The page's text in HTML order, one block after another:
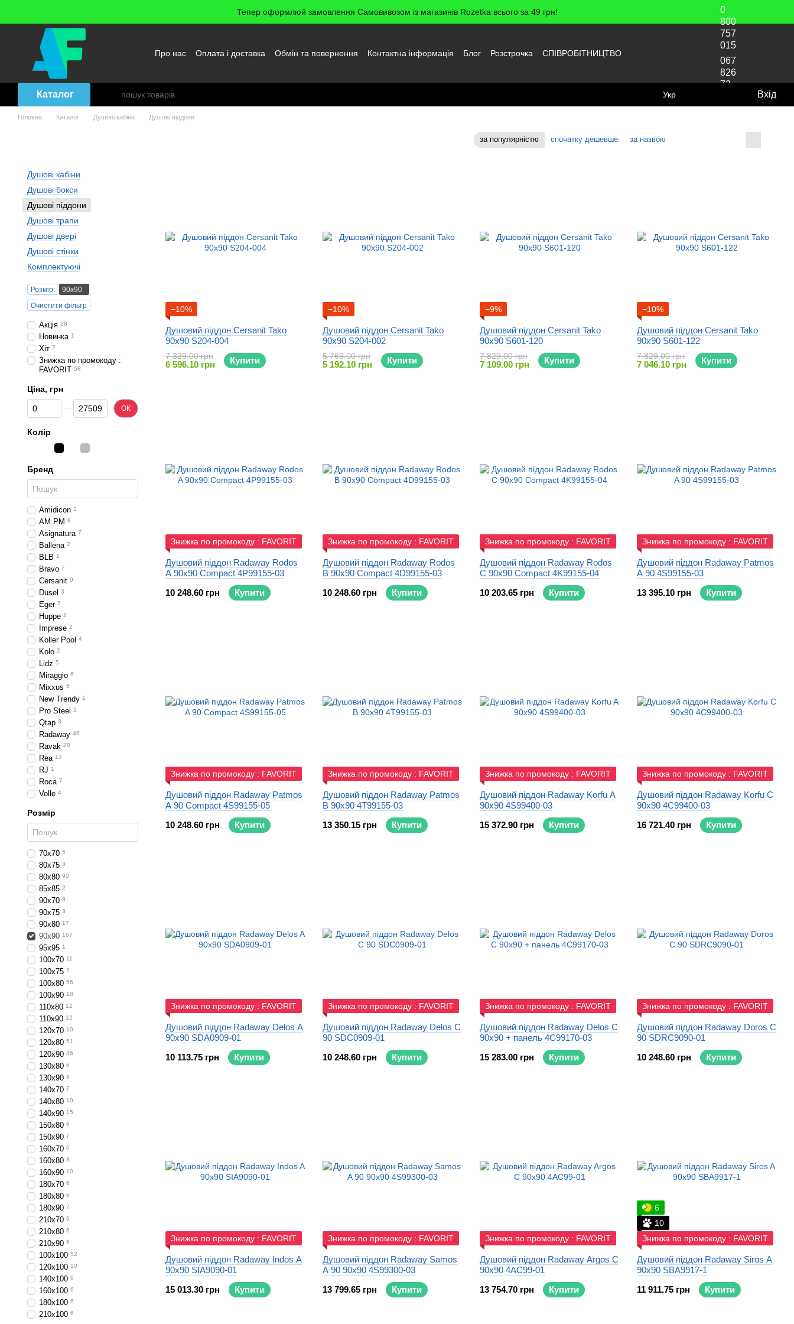
Тепер оформлюй замовлення Самовивозом із магазинів Rozetka всього за 49 грн!
Про нас Оплата і доставка Обмін та повернення Контактна інформація Блог Розстрочка
СПІВРОБІТНИЦТВО
0
800
757
015
067
826
72
Каталог Укр Вхід
Головна Каталог Душові кабіни Душові піддони
за популярністю спочатку дешевше за назвою
−10%
Душовий піддон Cersanit Tako
90x90 S204-004
7 329.00 грн
6 596.10 грн Купити
−10%
Душовий піддон Cersanit Tako
90x90 S204-002
5 769.00 грн
5 192.10 грн Купити
−9%
Душовий піддон Cersanit Tako
90x90 S601-120
7 829.00 грн
7 109.00 грн Купити
−10%
Душовий піддон Cersanit Tako
90x90 S601-122
7 829.00 грн
7 046.10 грн Купити
Знижка по промокоду : FAVORIT
Душовий піддон Radaway Rodos
A 90x90 Compact 4P99155-03
10 248.60 грн
Купити
Знижка по промокоду : FAVORIT
Душовий піддон Radaway Rodos
B 90x90 Compact 4D99155-03
10 248.60 грн
Купити
Знижка по промокоду : FAVORIT
Душовий піддон Radaway Rodos
C 90x90 Compact 4K99155-04
10 203.65 грн
Купити
Знижка по промокоду : FAVORIT
Душовий піддон Radaway Patmos
A 90 4S99155-03
13 395.10 грн
Купити
Знижка по промокоду : FAVORIT
Душовий піддон Radaway Patmos
A 90 Compact 4S99155-05
10 248.60 грн
Купити
Знижка по промокоду : FAVORIT
Душовий піддон Radaway Patmos
B 90x90 4T99155-03
13 350.15 грн
Купити
Знижка по промокоду : FAVORIT
Душовий піддон Radaway Korfu A
90x90 4S99400-03
15 372.90 грн
Купити
Знижка по промокоду : FAVORIT
Душовий піддон Radaway Korfu C
90x90 4C99400-03
16 721.40 грн
Купити
Знижка по промокоду : FAVORIT
Душовий піддон Radaway Delos A
90x90 SDA0909-01
10 113.75 грн
Купити
Знижка по промокоду : FAVORIT
Душовий піддон Radaway Delos C
90 SDC0909-01
10 248.60 грн
Купити
Знижка по промокоду : FAVORIT
Душовий піддон Radaway Delos C
90x90 + панель 4C99170-03
15 283.00 грн
Купити
Знижка по промокоду : FAVORIT
Душовий піддон Radaway Doros C
90 SDRC9090-01
10 248.60 грн
Купити
Знижка по промокоду : FAVORIT
Душовий піддон Radaway Indos A
90x90 SIA9090-01
15 013.30 грн
Купити
Знижка по промокоду : FAVORIT
Душовий піддон Radaway Samos
A 90 90x90 4S99300-03
13 799.65 грн
Купити
Знижка по промокоду : FAVORIT
Душовий піддон Radaway Argos C
90x90 4AC99-01
13 754.70 грн
Купити
6
10
Знижка по промокоду : FAVORIT
Душовий піддон Radaway Siros A
90x90 SBA9917-1
11 911.75 грн
Купити
Душові кабіни
Душові бокси
Душові піддони
Душові трапи
Душові двері
Душові стінки
Комплектуючі
Розмір:
90x90
Очистити фільтр
Акція 28
Новинка 1
Хіт 2
Знижка по промокоду :
FAVORIT 58
Ціна, грн
Від Ціна, грн
До Ціна, грн ОК
Колір
Бренд
Amidicon 1
AM.PM 8
Asignatura 7
Ballena 2
BLB 1
Bravo 7
Cersanit 9
Dusel 3
Eger 7
Huppe 2
Imprese 2
Koller Pool 4
Kolo 2
Lidz 5
Miraggio 6
Mixxus 5
New Trendy 1
Pro Steel 1
Qtap 3
Radaway 46
Ravak 20
Rea 13
RJ 1
Roca 7
Volle 4
Розмір
70x70 5
80x75 3
80x80 90
85x85 2
90x70 3
90x75 3
90x80 17
90x90 167
95x95 1
100x70 11
100x75 2
100x80 56
100x90 18
110x80 12
110x90 12
120x70 10
120x80 51
120x90 46
130x80 6
130x90 8
140x70 7
140x80 10
140x90 15
150x80 6
150x90 7
160x70 6
160x80 8
160x90 10
180x70 6
180x80 6
180x90 7
210x70 6
210x80 6
210x90 6
100x100 52
120x100 10
140x100 6
160x100 6
180x100 6
210x100 6